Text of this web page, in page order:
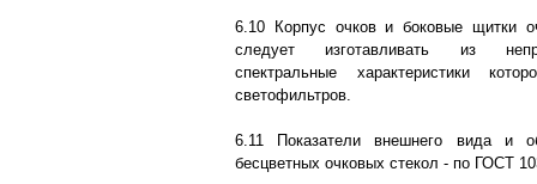
6.10 Корпус очков и боковые щитки
следует изготавливать из
спектральные характеристики
светофильтров.
6.11 Показатели внешнего вида и
бесцветных очковых стекол - по ГОСТ